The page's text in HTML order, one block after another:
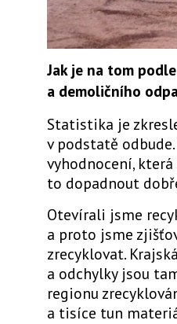
Jak je na tom
a demoličního
Statistika je
v podstatě
vyhodnocení,
to dopadnout
Otevírali jsme
a proto jsme
zrecyklovat.
a odchylky jsou
regionu
a tisíce tun